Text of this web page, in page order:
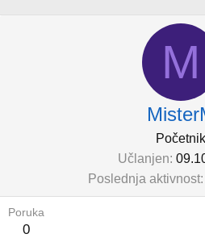
M
Početnik
Učlanjen
Poslednja aktivnost
Poruka
0